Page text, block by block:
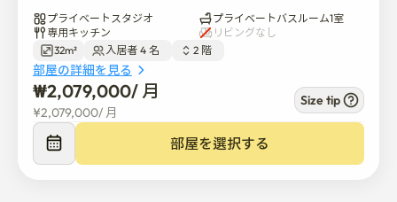
	• 論峴駅 (7号線) 徒歩6分
	• 🎒荷物を持って簡単に到着できる完全装備の家が欲し
いです
✨最近リニューアルして綺麗になりました
✨明るく快適なバスルームです
✨仕事、ダイニング、居心地の良いホームカフェに最適
プライベートスタジオ
プライベートバスルーム1室
専用キッチン
リビングなし
32m²
入居者 4 名 2 階
部屋の詳細を見る
₩2,079,000/ 月
¥2,079,000/ 月
Size tip
部屋を選択する